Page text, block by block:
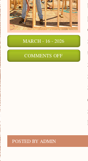
MARCH - 16 - 2026
COMMENTS OFFON
POSTED BY ADMIN